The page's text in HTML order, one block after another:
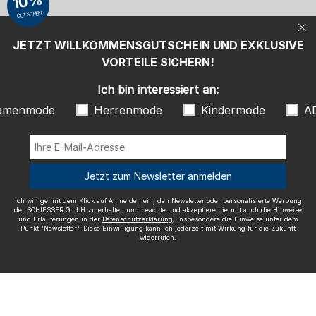
beachte und akzeptiere hiermit auch die Hinweise und Erläuterungen in
derDatenschutzerklärung, insbesondere die Hinweise unter dem Punkt
"Newsletter". Diese Einwilligung kann ich jederzeit mit Wirkung für die
Wir versenden mit
Ausgezeichnete Qualität
Mehr Informationen zu unseren Bewertungen
JETZT WILLKOMMENSGUTSCHEIN UND EXKLUSIVE
VORTEILE SICHERN!
GUTSCHEIN
Ich bin interessiert an:
Herrenmode Kindermode
Jetzt zum Newsletter anmelden
Ich willige mit dem Klick auf Anmelden ein, den Newsletter oder personalisierte Werbung
der SCHIESSER GmbH zu erhalten und beachte und akzeptiere hiermit auch die Hinweise
und Erläuterungen in der Datenschutzerklärung , insbesondere die Hinweise unter dem
Punkt "Newsletter". Diese Einwilligung kann ich jederzeit mit Wirkung für die Zukunft
widerrufen.